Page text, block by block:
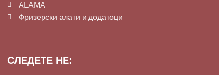
ALAMA
Фризерски алати и додатоци
СЛЕДЕТЕ НЕ: